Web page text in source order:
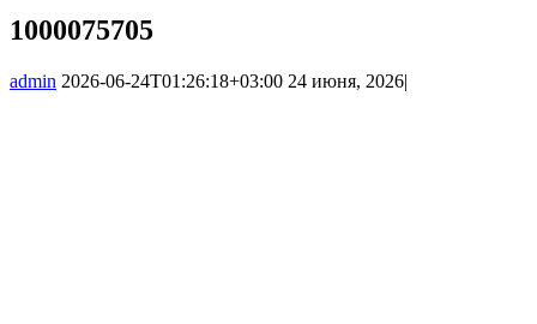
1000075705
admin 2026-06-24T01:26:18+03:00 24 июня, 2026|